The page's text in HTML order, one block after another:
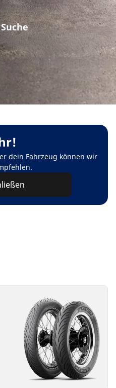
dein Fahrzeug können wir